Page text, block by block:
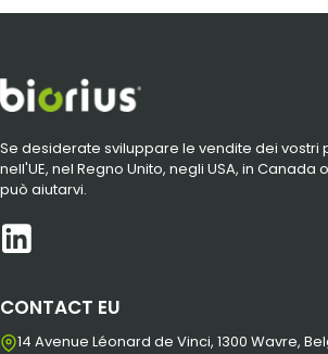
Se desiderate sviluppare le vendite dei vostri
nell'UE, nel Regno Unito, negli USA, in Canada
può aiutarvi.
CONTACT EU
14 Avenue Léonard de Vinci, 1300 Wavre,